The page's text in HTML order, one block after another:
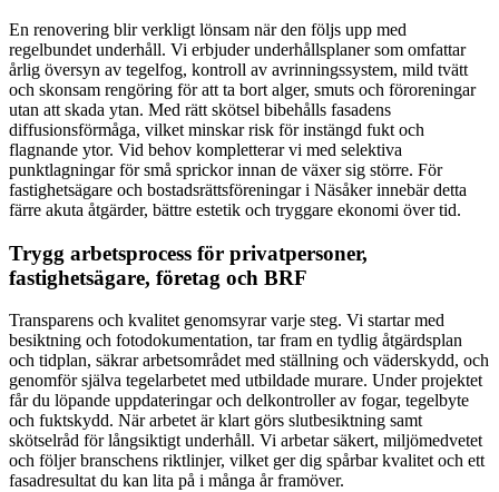
En renovering blir verkligt lönsam när den följs upp med
regelbundet underhåll. Vi erbjuder underhållsplaner som omfattar
årlig översyn av tegelfog, kontroll av avrinningssystem, mild tvätt
och skonsam rengöring för att ta bort alger, smuts och föroreningar
utan att skada ytan. Med rätt skötsel bibehålls fasadens
diffusionsförmåga, vilket minskar risk för instängd fukt och
flagnande ytor. Vid behov kompletterar vi med selektiva
punktlagningar för små sprickor innan de växer sig större. För
fastighetsägare och bostadsrättsföreningar i Näsåker innebär detta
färre akuta åtgärder, bättre estetik och tryggare ekonomi över tid.
Trygg arbetsprocess för privatpersoner,
fastighetsägare, företag och BRF
Transparens och kvalitet genomsyrar varje steg. Vi startar med
besiktning och fotodokumentation, tar fram en tydlig åtgärdsplan
och tidplan, säkrar arbetsområdet med ställning och väderskydd, och
genomför själva tegelarbetet med utbildade murare. Under projektet
får du löpande uppdateringar och delkontroller av fogar, tegelbyte
och fuktskydd. När arbetet är klart görs slutbesiktning samt
skötselråd för långsiktigt underhåll. Vi arbetar säkert, miljömedvetet
och följer branschens riktlinjer, vilket ger dig spårbar kvalitet och ett
fasadresultat du kan lita på i många år framöver.